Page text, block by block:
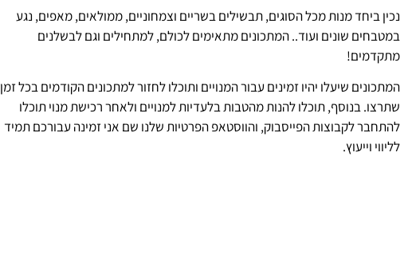
נכין ביחד מנות מכל הסוגים, תבשילים בשריים וצמחוניים, ממולאים, מאפים, נגע
במטבחים שונים ועוד.. המתכונים מתאימים לכולם, למתחילים וגם לבשלנים
מתקדמים!
המתכונים שיעלו יהיו זמינים עבור המנויים ותוכלו לחזור למתכונים הקודמים בכל זמן
שתרצו. בנוסף, תוכלו להנות מהטבות בלעדיות למנויים ולאחר רכישת מנוי תוכלו
להתחבר לקבוצות הפייסבוק, והווסטאפ הפרטיות שלנו שם אני זמינה עבורכם תמיד
לליווי וייעוץ.